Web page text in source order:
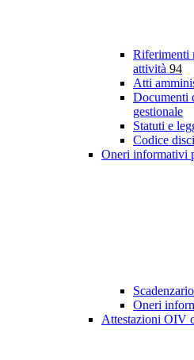
Riferimenti
attività 94
Atti
Documenti
gestionale
Statuti e
Codice
Oneri informativi
Oneri
Attestazioni OIV